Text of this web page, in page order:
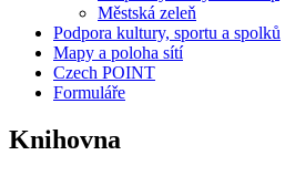
Městská zeleň
Podpora kultury, sportu a spolků
Mapy a poloha sítí
Czech POINT
Formuláře
Knihovna